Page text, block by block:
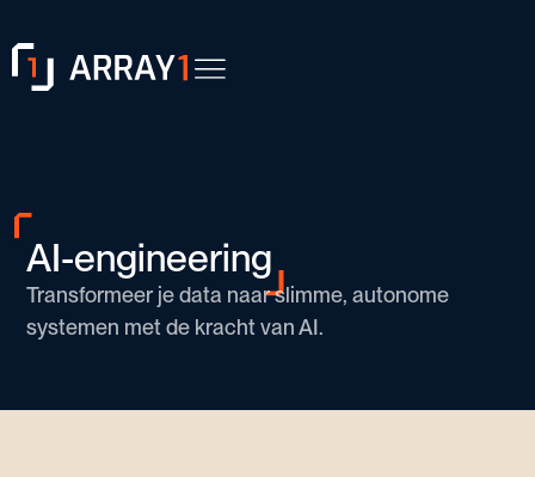
AI-engineering
Transformeer je data naar slimme, autonome
systemen met de kracht van AI.